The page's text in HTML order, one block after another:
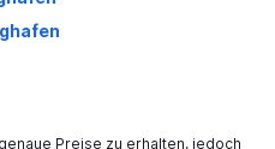
Preise zu erhalten, jedoch